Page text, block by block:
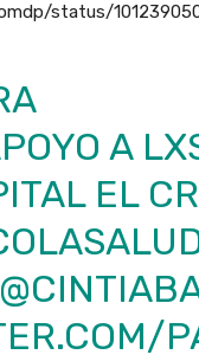
status/
A
EL